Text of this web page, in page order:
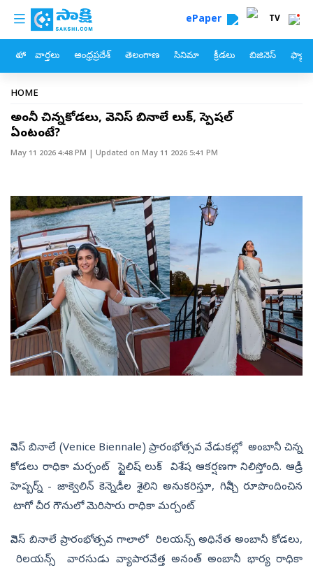
Skip to main content
custom menu ePaper TV
హోం వార్తలు ఆంధ్రప్రదేశ్ తెలంగాణ సినిమా క్రీడలు బిజినెస్
Breadcrumb
HOME
అంబానీ చిన్నకోడలు, వెనిస్‌ బినాలే లుక్‌, స్పెషల్‌
ఏంటంటే?
May 11 2026 4:48 PM | Updated on May 11 2026 5:41 PM
వెనిస్ బినాలే (Venice Biennale) ప్రారంభోత్సవ వేడుకల్లో అంబానీ చిన్న
కోడలు రాధికా మర్చంట్ స్టైలిష్‌ లుక్‌ విశేష ఆకర్షణగా నిలిస్తోంది. ఆడ్రీ
హెప్బర్న్ - జాక్వెలిన్ కెన్నెడీల శైలిని అనుకరిస్తూ, గివెన్చీ రూపొందించిన
టాగో చీర గౌనులో మెరిసారు రాధికా మర్చంట్
వెనిస్ బినాలే ప్రారంభోత్సవ గాలాలో రిలయన్స్‌ అధినేత అంబానీ కోడలు,
రిలయన్స్‌ వారసుడు వ్యాపారవేత్త అనంత్‌ అంబానీ భార్య రాధికా